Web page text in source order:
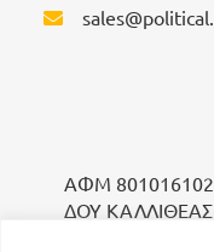
ΑΦΜ 801016102
ΔΟΥ ΚΑΛΛΙΘΕΑΣ